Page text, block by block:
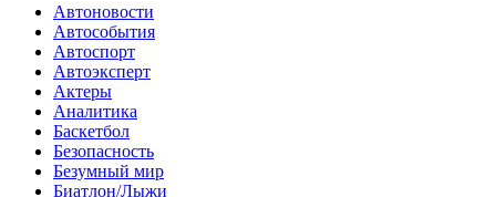
Автоновости
Автособытия
Автоспорт
Автоэксперт
Актеры
Аналитика
Баскетбол
Безопасность
Безумный мир
Биатлон/Лыжи